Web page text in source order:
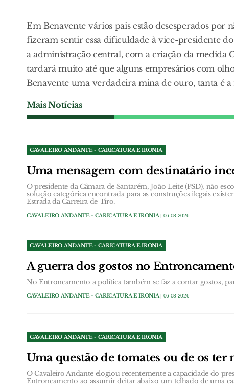
Em Benavente vários pais estão desesperados por
fizeram sentir essa dificuldade à vice-presidente
a administração central, com a criação da medida
tardará muito até que alguns empresários com
Benavente uma verdadeira mina de ouro, tanta é a
Mais Notícias
CAVALEIRO ANDANTE - CARICATURA E IRONIA
Uma mensagem com destinatário
O presidente da Câmara de Santarém, João Leite (PSD), não
solução categórica encontrada para as construções ilegais
Estrada da Carreira de Tiro.
CAVALEIRO ANDANTE - CARICATURA E IRONIA | 06-08-2026
CAVALEIRO ANDANTE - CARICATURA E IRONIA
A guerra dos gostos no
No Entroncamento a política também se faz a contar gostos,
CAVALEIRO ANDANTE - CARICATURA E IRONIA | 06-08-2026
CAVALEIRO ANDANTE - CARICATURA E IRONIA
Uma questão de tomates ou de os ter
O Cavaleiro Andante elogiou recentemente a capacidade do
Entroncamento ao assumir deitar abaixo um telhado de uma